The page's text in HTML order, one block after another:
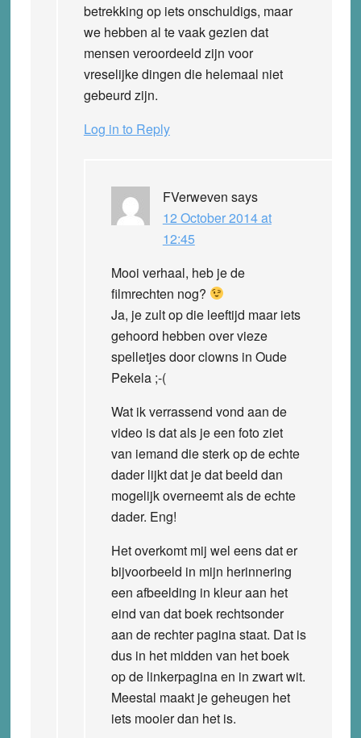
betrekking op iets onschuldigs, maar
we hebben al te vaak gezien dat
mensen veroordeeld zijn voor
vreselijke dingen die helemaal niet
gebeurd zijn.
Log in to Reply
FVerweven says
12 October 2014 at
12:45
Mooi verhaal, heb je de
filmrechten nog?
Ja, je zult op die leeftijd maar iets
gehoord hebben over vieze
spelletjes door clowns in Oude
Pekela ;-(
Wat ik verrassend vond aan de
video is dat als je een foto ziet
van iemand die sterk op de echte
dader lijkt dat je dat beeld dan
mogelijk overneemt als de echte
dader. Eng!
Het overkomt mij wel eens dat er
bijvoorbeeld in mijn herinnering
een afbeelding in kleur aan het
eind van dat boek rechtsonder
aan de rechter pagina staat. Dat is
dus in het midden van het boek
op de linkerpagina en in zwart wit.
Meestal maakt je geheugen het
iets mooier dan het is.